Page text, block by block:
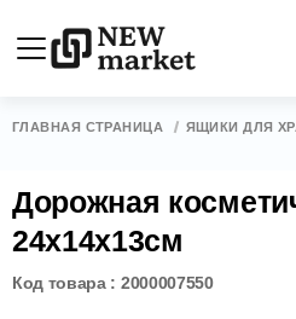
ГЛАВНАЯ СТРАНИЦА ЯЩИКИ ДЛЯ
Дорожная
24x14x13см
Код товара : 2000007550